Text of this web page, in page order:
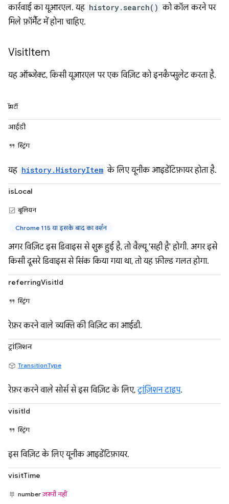
कार्रवाई का यूआरएल. यह history.search() को कॉल करने पर
मिले फ़ॉर्मैट में होना चाहिए.
VisitItem
यह ऑब्जेक्ट, किसी यूआरएल पर एक विज़िट को इनकैप्सुलेट करता है.
प्रॉपर्टी
आईडी
स्ट्रिंग
यह history.HistoryItem के लिए यूनीक आइडेंटिफ़ायर होता है.
isLocal
बूलियन
Chrome 115 या इसके बाद का वर्शन
अगर विज़िट इस डिवाइस से शुरू हुई है, तो वैल्यू 'सही है' होगी. अगर इसे
किसी दूसरे डिवाइस से सिंक किया गया था, तो यह फ़ील्ड गलत होगा.
referringVisitId
स्ट्रिंग
रेफ़र करने वाले व्यक्ति की विज़िट का आईडी.
ट्रांज़िशन
TransitionType
रेफ़र करने वाले सोर्स से इस विज़िट के लिए,ट्रांज़िशन टाइप.
visitId
स्ट्रिंग
इस विज़िट के लिए यूनीक आइडेंटिफ़ायर.
visitTime
numberज़रूरी नहीं